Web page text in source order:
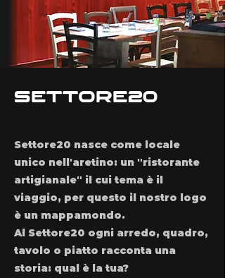
SettorE20
Settore20 nasce come locale
unico nell'aretino: un "ristorante
artigianale" il cui tema è il
viaggio, per questo il nostro logo
è un mappamondo.
Al Settore20 ogni arredo, quadro,
tavolo o piatto racconta una
storia: qual è la tua?